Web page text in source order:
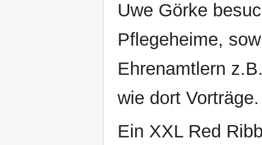
Uwe Görke
Pflegeheime,
Ehrenamtlern
wie dort Vorträge.
Ein XXL Red